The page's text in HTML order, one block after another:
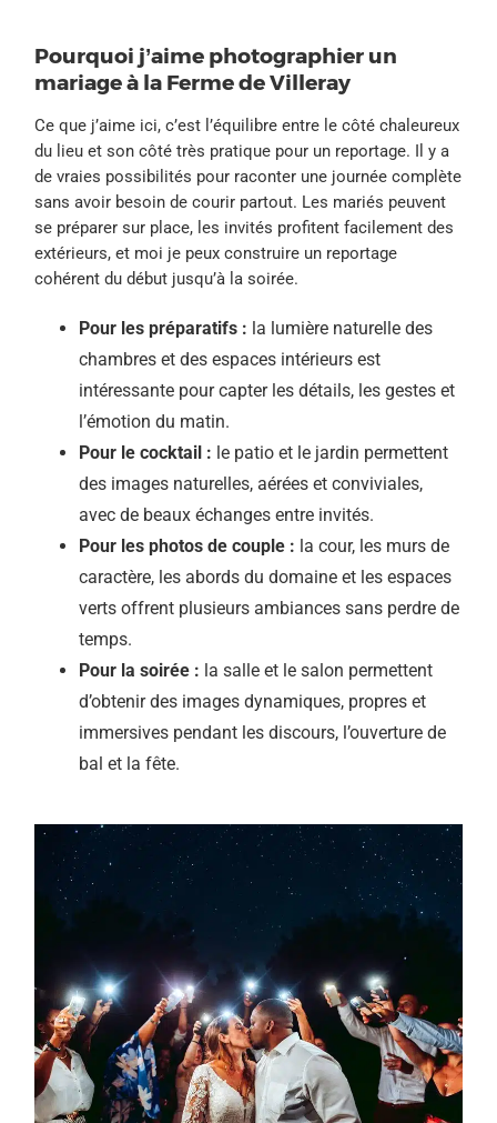
Pourquoi j’aime photographier un
mariage à la Ferme de Villeray
Ce que j’aime ici, c’est l’équilibre entre le côté chaleureux
du lieu et son côté très pratique pour un reportage. Il y a
de vraies possibilités pour raconter une journée complète
sans avoir besoin de courir partout. Les mariés peuvent
se préparer sur place, les invités profitent facilement des
extérieurs, et moi je peux construire un reportage
cohérent du début jusqu’à la soirée.
Pour les préparatifs : la lumière naturelle des
chambres et des espaces intérieurs est
intéressante pour capter les détails, les gestes et
l’émotion du matin.
Pour le cocktail : le patio et le jardin permettent
des images naturelles, aérées et conviviales,
avec de beaux échanges entre invités.
Pour les photos de couple : la cour, les murs de
caractère, les abords du domaine et les espaces
verts offrent plusieurs ambiances sans perdre de
temps.
Pour la soirée : la salle et le salon permettent
d’obtenir des images dynamiques, propres et
immersives pendant les discours, l’ouverture de
bal et la fête.